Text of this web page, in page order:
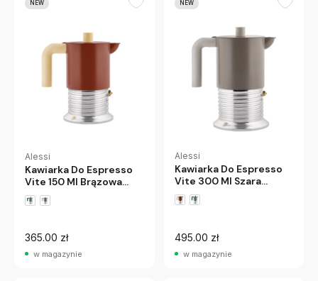
NEW
Alessi
Kawiarka Do Espresso
Vite 150 Ml Brązowa
Alessi
365.00 zł
w magazynie
NEW
Alessi
Kawiarka Do Espresso
Vite 300 Ml Szara
Alessi
495.00 zł
w magazynie